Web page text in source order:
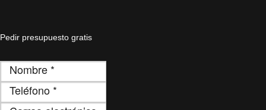
Pedir presupuesto gratis